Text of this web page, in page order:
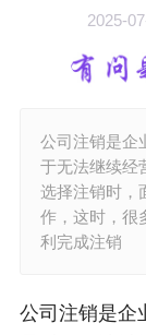
2025-
公司注销是企
于无法继续经
选择注销时，
作，这时，很
利完成注销
公司注销是企